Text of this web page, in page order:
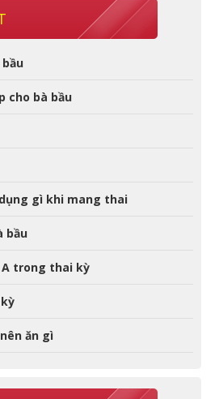
cho bà bầu
gì khi mang thai
bầu
A trong thai kỳ
ăn gì